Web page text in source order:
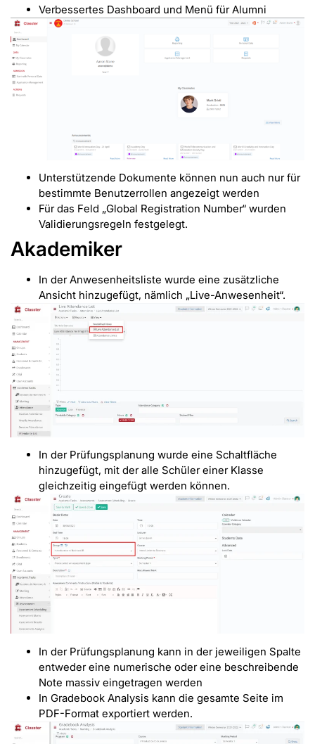
Verbessertes Dashboard und Menü für Alumni
Unterstützende Dokumente können nun auch nur für
bestimmte Benutzerrollen angezeigt werden
Für das Feld „Global Registration Number“ wurden
Validierungsregeln festgelegt.
Akademiker
In der Anwesenheitsliste wurde eine zusätzliche
Ansicht hinzugefügt, nämlich „Live-Anwesenheit“.
In der Prüfungsplanung wurde eine Schaltfläche
hinzugefügt, mit der alle Schüler einer Klasse
gleichzeitig eingefügt werden können.
In der Prüfungsplanung kann in der jeweiligen Spalte
entweder eine numerische oder eine beschreibende
Note massiv eingetragen werden
In Gradebook Analysis kann die gesamte Seite im
PDF-Format exportiert werden.